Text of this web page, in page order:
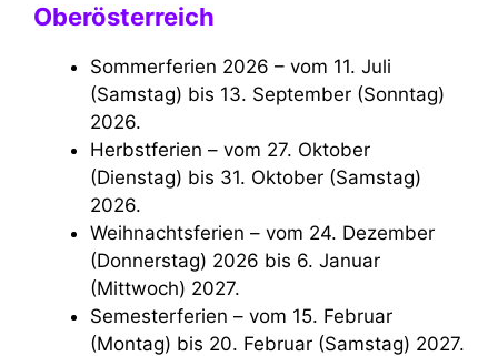
Oberösterreich
Sommerferien 2026 – vom 11. Juli
(Samstag) bis 13. September (Sonntag)
2026.
Herbstferien – vom 27. Oktober
(Dienstag) bis 31. Oktober (Samstag)
2026.
Weihnachtsferien – vom 24. Dezember
(Donnerstag) 2026 bis 6. Januar
(Mittwoch) 2027.
Semesterferien – vom 15. Februar
(Montag) bis 20. Februar (Samstag) 2027.